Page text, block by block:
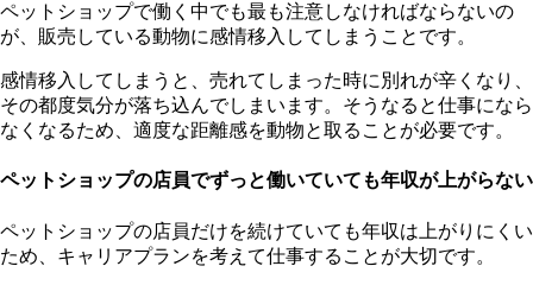
ペットショップで働く中でも最も注意しなければならないの
が、販売している動物に感情移入してしまうことです。
感情移入してしまうと、売れてしまった時に別れが辛くなり、
その都度気分が落ち込んでしまいます。そうなると仕事になら
なくなるため、適度な距離感を動物と取ることが必要です。
ペットショップの店員でずっと働いていても年収が上がらない
ペットショップの店員だけを続けていても年収は上がりにくい
ため、キャリアプランを考えて仕事することが大切です。